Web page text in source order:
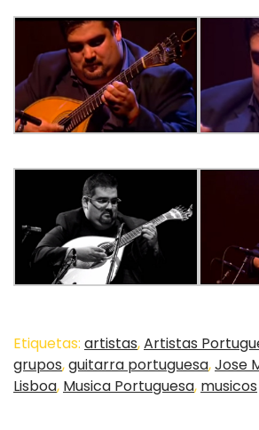
Etiquetas: artistas,Artistas
grupos,guitarra portuguesa,Jose
Lisboa, Musica Portuguesa, musicos